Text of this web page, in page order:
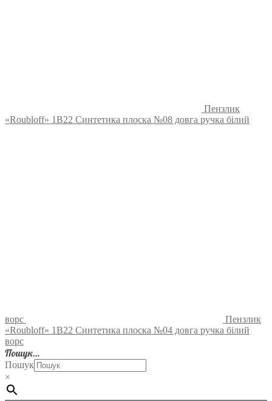
Пензлик
«Roubloff» 1В22 Синтетика плоска №08 довга ручка білий
ворс
Пензлик
«Roubloff» 1В22 Синтетика плоска №04 довга ручка білий
ворс
Пошук…
Пошук
×